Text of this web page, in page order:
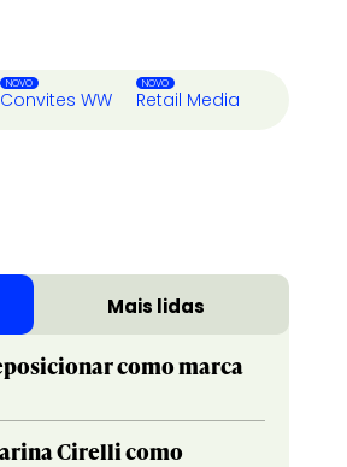
Convites WW Retail Media
Mais lidas
como marca
Cirelli como